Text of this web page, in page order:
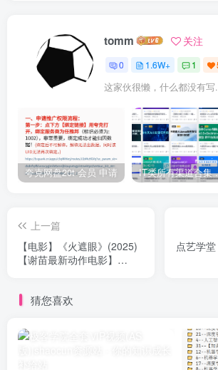
tomm 关注
0 1.6W+ 1
这家伙很懒，什么都没有写
夸克网盘20t 会员 申请 IT类所有渠道
上一篇
【电影】《火遮眼》(2025)
【谢苗最新动作电影】
科灯/杨恩又/黎唯】
点艺学
猜您喜欢